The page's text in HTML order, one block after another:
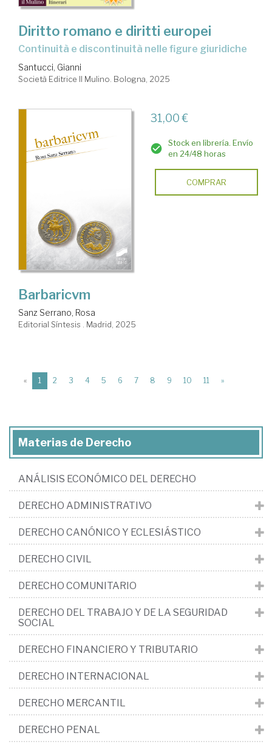
Diritto romano e diritti europei
Continuità e discontinuità nelle figure giuridiche
Santucci, Gianni
Società Editrice Il Mulino. Bologna, 2025
31,00 €
Stock en librería. Envío
en 24/48 horas
COMPRAR
Barbaricvm
Sanz Serrano, Rosa
Editorial Síntesis . Madrid, 2025
« 1 (current)
2 3 4 5 6 7 8 9 10 11 »
Materias de Derecho
ANÁLISIS ECONÓMICO DEL DERECHO
DERECHO ADMINISTRATIVO
DERECHO CANÓNICO Y ECLESIÁSTICO
DERECHO CIVIL
DERECHO COMUNITARIO
DERECHO DEL TRABAJO Y DE LA SEGURIDAD
SOCIAL
DERECHO FINANCIERO Y TRIBUTARIO
DERECHO INTERNACIONAL
DERECHO MERCANTIL
DERECHO PENAL